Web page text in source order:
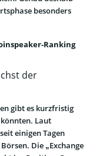
besonders
Ranking
der
gibt es kurzfristig
Laut
einigen Tagen
Die „Exchange